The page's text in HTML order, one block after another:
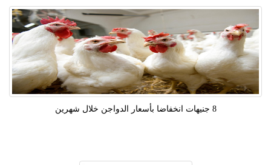
8 جنيهات انخفاضا بأسعار الدواجن خلال شهرين